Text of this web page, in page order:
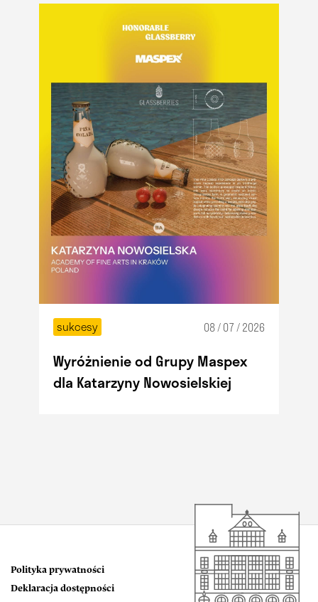
sukcesy 08 / 07 / 2026
Wyróżnienie od Grupy Maspex
dla Katarzyny Nowosielskiej
Polityka prywatności
Deklaracja dostępności